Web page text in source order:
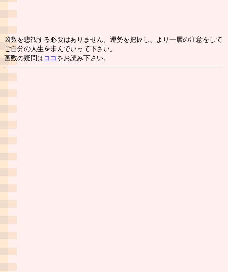
凶数を悲観する必要はありません。運勢を把握し、より一層の注意をして
ご自分の人生を歩んでいって下さい。
画数の疑問は ココ をお読み下さい。